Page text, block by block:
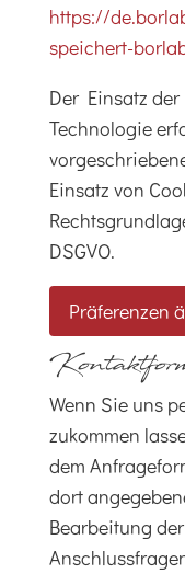
https://
speichert-
Der Einsatz
Technologie
Einsatz von
DSGVO.
Präferenzen
Wenn Sie uns
zukommen
dem
dort
Bearbeitung